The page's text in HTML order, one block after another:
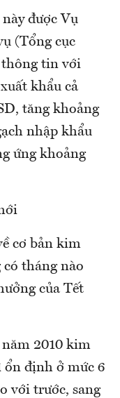
được Vụ
(Tổng cục
tin với
khẩu cả
tăng khoảng
nhập khẩu
ứng khoảng
cơ bản kim
tháng nào
của Tết
2010 kim
ổn định ở mức 6
với trước, sang